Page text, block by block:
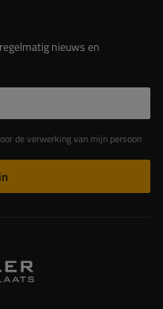
nieuws en
in overeenstemming met de Verordening van het Europees Parlement en de Raad (EU)